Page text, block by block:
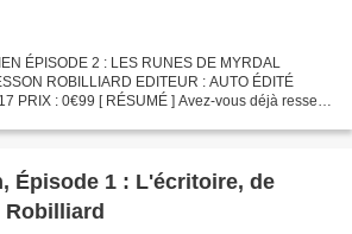
ÉPISODE 2 : LES RUNES DE MYRDAL
ROBILLIARD EDITEUR : AUTO ÉDITÉ
PRIX : 0€99 [ RÉSUMÉ ] Avez-vous déjà ressenti
Épisode 1 : L'écritoire, de